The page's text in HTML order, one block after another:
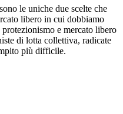
le uniche due scelte che
libero in cui dobbiamo
e mercato libero
di lotta collettiva, radicate
più difficile.